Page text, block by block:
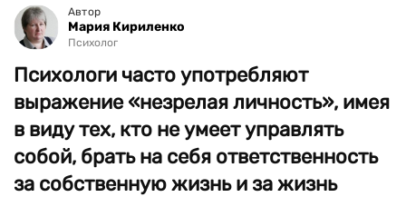
Автор
Мария Кириленко
Психолог
Психологи часто употребляют
выражение «незрелая личность», имея
в виду тех, кто не умеет управлять
собой, брать на себя ответственность
за собственную жизнь и за жизнь